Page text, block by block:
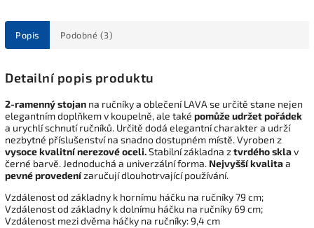
Popis Podobné (3)
Detailní popis produktu
2-ramenný stojan na ručníky a oblečení LAVA se určitě stane nejen
elegantním doplňkem v koupelně, ale také pomůže udržet pořádek
a urychlí schnutí ručníků. Určitě dodá elegantní charakter a udrží
nezbytné příslušenství na snadno dostupném místě. Vyroben z
vysoce kvalitní nerezové oceli.Stabilní základna ztvrdého sklav
černé barvě. Jednoduchá a univerzální forma. Nejvyšší kvalitaa
pevné provedenízaručují dlouhotrvající používání.
Vzdálenost od základny k hornímu háčku na ručníky 79 cm;
Vzdálenost od základny k dolnímu háčku na ručníky 69 cm;
Vzdálenost mezi dvěma háčky na ručníky: 9,4 cm